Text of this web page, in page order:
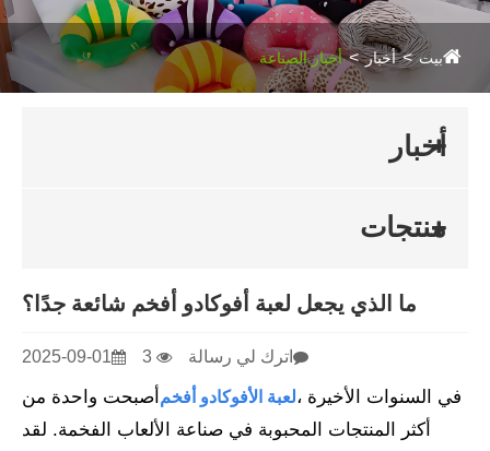
بيت أخبار أخبار الصناعة
أخبار
منتجات
ما الذي يجعل لعبة أفوكادو أفخم شائعة جدًا؟
2025-09-01 اترك لي رسالة
في السنوات الأخيرة ،لعبة الأفوكادو أفخم أصبحت واحدة من
أكثر المنتجات المحبوبة في صناعة الألعاب الفخمة. لقد